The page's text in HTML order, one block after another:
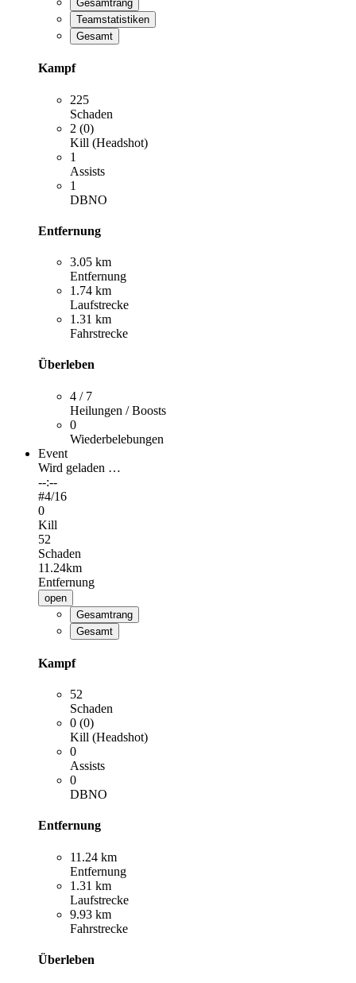
Gesamtrang
Teamstatistiken
Gesamt
Kampf
225
Schaden
2 (0)
Kill (Headshot)
1
Assists
1
DBNO
Entfernung
3.05 km
Entfernung
1.74 km
Laufstrecke
1.31 km
Fahrstrecke
Überleben
4 / 7
Heilungen / Boosts
0
Wiederbelebungen
Event
Wird geladen …
--:--
#4/16
0
Kill
52
Schaden
11.24km
Entfernung
open
Gesamtrang
Gesamt
Kampf
52
Schaden
0 (0)
Kill (Headshot)
0
Assists
0
DBNO
Entfernung
11.24 km
Entfernung
1.31 km
Laufstrecke
9.93 km
Fahrstrecke
Überleben